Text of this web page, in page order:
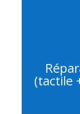
(tactile